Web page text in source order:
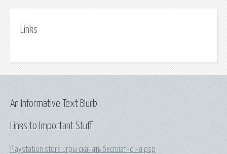
Links
Links to Important Stuff
Playstation store игры скачать бесплатно на psp
An Informative Text Blurb